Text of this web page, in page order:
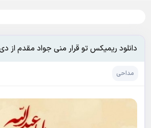
دانلود ریمیکس تو قرار منی جواد مقدم از
مداحی